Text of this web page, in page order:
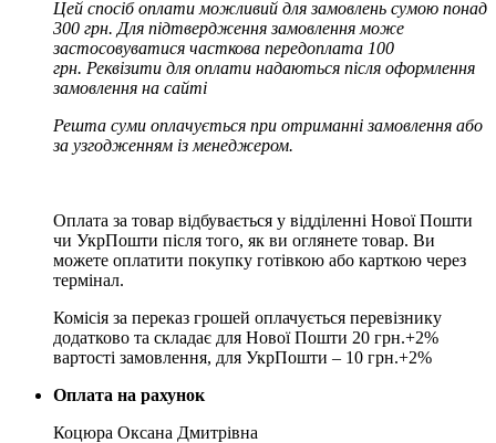
Цей спосіб оплати можливий для замовлень сумою понад
300 грн. Для підтвердження замовлення може
застосовуватися часткова передоплата 100
грн. Реквізити для оплати надаються після оформлення
замовлення на сайті
Решта суми оплачується при отриманні замовлення або
за узгодженням із менеджером.
Оплата за товар відбувається у відділенні Нової Пошти
чи УкрПошти після того, як ви оглянете товар. Ви
можете оплатити покупку готівкою або карткою через
термінал.
Комісія за переказ грошей оплачується перевізнику
додатково та складає для Нової Пошти 20 грн.+2%
вартості замовлення, для УкрПошти – 10 грн.+2%
Оплата на рахунок
Коцюра Оксана Дмитрівна